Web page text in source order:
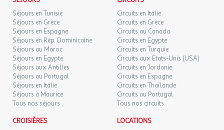
permettra de publier vos photos sur les réseaux sociaux. Cette
connexion est gratuite dans tout le camping. Vous y trouverez
aussi la location de TV, frigo et de planchas à gaz pour votre
séjour.
Cet établissement respecte les recommandations
gouvernementales et fait le maximum pour vous accueillir dans
les meilleures conditions. Cependant certaines prestations
peuvent être limitées ou indisponibles.
Mobil home Confort 4 pièces 6 personnes
Mobil home Confort 4 pièces 6 personnes climatisé avec :
15
SEPT.
149 €
MER.
16
SEPT.
149 €
18/09/2026
JEU.
17
SEPT.
149 €
Retour le
19/09/2026
18
SEPT.
Séjours en Tunisie
Séjours en Grèce
Séjours en Espagne
Séjours en Rép. Dominicaine
Séjours au Maroc
Séjours en Egypte
Séjours aux Antilles
Séjours au Portugal
Séjours en Italie
Séjours à Maurice
Tous nos séjours
Circuits en Italie
Circuits en Grèce
Circuits au Canada
Circuits en Egypte
Circuits en Turquie
Circuits aux Etats-Unis (USA)
Circuits en Jordanie
Circuits en Espagne
Circuits en Thaïlande
Circuits au Portugal
Tous nos circuits
CROISIÈRES
LOCATIONS